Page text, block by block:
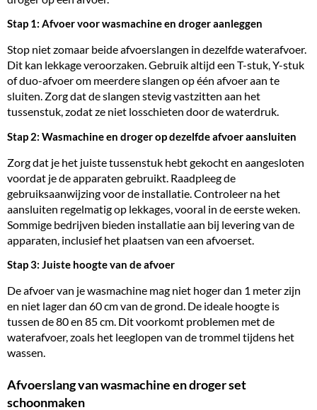
Stap 1: Afvoer voor wasmachine en droger aanleggen
Stop niet zomaar beide afvoerslangen in dezelfde waterafvoer.
Dit kan lekkage veroorzaken. Gebruik altijd een T-stuk, Y-stuk
of duo-afvoer om meerdere slangen op één afvoer aan te
sluiten. Zorg dat de slangen stevig vastzitten aan het
tussenstuk, zodat ze niet losschieten door de waterdruk.
Stap 2: Wasmachine en droger op dezelfde afvoer aansluiten
Zorg dat je het juiste tussenstuk hebt gekocht en aangesloten
voordat je de apparaten gebruikt. Raadpleeg de
gebruiksaanwijzing voor de installatie. Controleer na het
aansluiten regelmatig op lekkages, vooral in de eerste weken.
Sommige bedrijven bieden installatie aan bij levering van de
apparaten, inclusief het plaatsen van een afvoerset.
Stap 3: Juiste hoogte van de afvoer
De afvoer van je wasmachine mag niet hoger dan 1 meter zijn
en niet lager dan 60 cm van de grond. De ideale hoogte is
tussen de 80 en 85 cm. Dit voorkomt problemen met de
waterafvoer, zoals het leeglopen van de trommel tijdens het
wassen.
Afvoerslang van wasmachine en droger set
schoonmaken